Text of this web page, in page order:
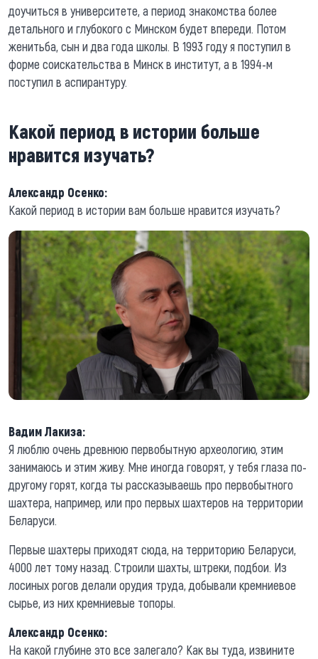
доучиться в университете, а период знакомства более
детального и глубокого с Минском будет впереди. Потом
женитьба, сын и два года школы. В 1993 году я поступил в
форме соискательства в Минск в институт, а в 1994-м
поступил в аспирантуру.
Какой период в истории больше
нравится изучать?
Александр Осенко:
Какой период в истории вам больше нравится изучать?
Вадим Лакиза:
Я люблю очень древнюю первобытную археологию, этим
занимаюсь и этим живу. Мне иногда говорят, у тебя глаза по-
другому горят, когда ты рассказываешь про первобытного
шахтера, например, или про первых шахтеров на территории
Беларуси.
Первые шахтеры приходят сюда, на территорию Беларуси,
4000 лет тому назад. Строили шахты, штреки, подбои. Из
лосиных рогов делали орудия труда, добывали кремниевое
сырье, из них кремниевые топоры.
Александр Осенко:
На какой глубине это все залегало? Как вы туда, извините